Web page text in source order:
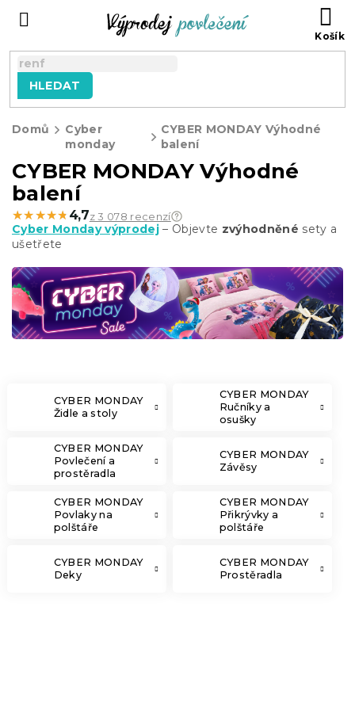
HLEDAT
Domů
Cyber
monday
CYBER MONDAY Výhodné
balení
CYBER MONDAY Výhodné
balení
★★★★★
★★★★★ 4,7z 3 078 recenzí
Cyber Monday výprodej – Objevte zvýhodněné sety a
ušetřete
CYBER MONDAY
Židle a stoly
CYBER MONDAY
Ručníky a
osušky
CYBER MONDAY
Povlečení a
prostěradla
CYBER MONDAY
Závěsy
CYBER MONDAY
Povlaky na
polštáře
CYBER MONDAY
Přikrývky a
polštáře
CYBER MONDAY
Deky
CYBER MONDAY
Prostěradla